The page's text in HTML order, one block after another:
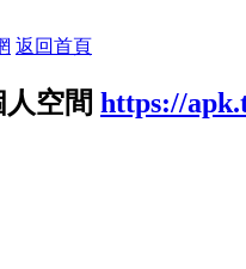
返回首頁
空間 https://